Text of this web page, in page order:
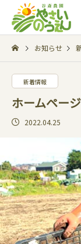
お知らせ
新着情報
ホームペー
2022.04.25